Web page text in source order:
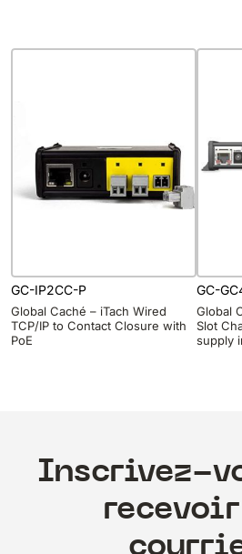
GC-IP2CC-P
Global Caché – iTach Wired
TCP/IP to Contact Closure with
PoE
GC-
Global
Slot
supply
Inscrivez-